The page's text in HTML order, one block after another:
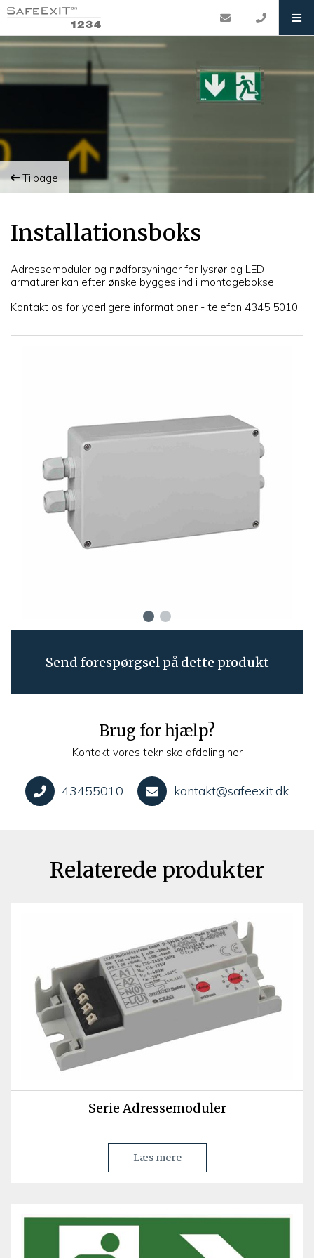
Tilbage
Installationsboks
Adressemoduler og nødforsyninger for lysrør og LED
armaturer kan efter ønske bygges ind i montagebokse.
Kontakt os for yderligere informationer - telefon 4345 5010
Send forespørgsel på dette produkt
Brug for hjælp?
Kontakt vores tekniske afdeling her
43455010 kontakt@safeexit.dk
Relaterede produkter
Serie Adressemoduler
Læs mere